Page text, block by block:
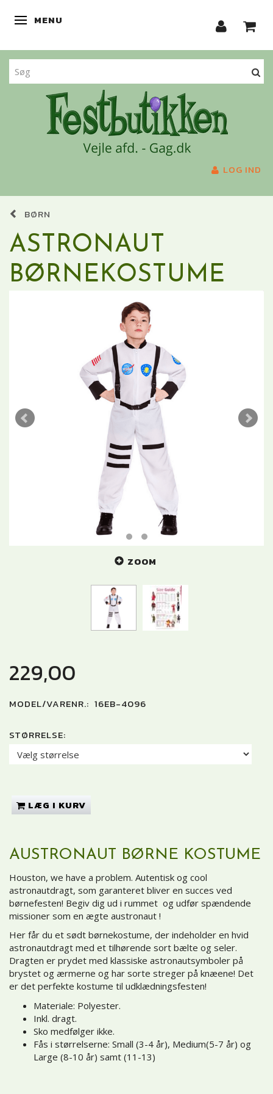
SKIFTE NAVIGATION
MENU
LOG IND
BØRN
ASTRONAUT
BØRNEKOSTUME
ZOOM
229,00
MODEL/VARENR.: 16EB-4096
STØRRELSE:
LÆG I KURV
AUSTRONAUT BØRNE KOSTUME
Houston, we have a problem. Autentisk og cool
astronautdragt, som garanteret bliver en succes ved
børnefesten! Begiv dig ud i rummet og udfør spændende
missioner som en ægte austronaut !
Her får du et sødt børnekostume, der indeholder en hvid
astronautdragt med et tilhørende sort bælte og seler.
Dragten er prydet med klassiske astronautsymboler på
brystet og ærmerne og har sorte streger på knæene! Det
er det perfekte kostume til udklædningsfesten!
Materiale: Polyester.
Inkl. dragt.
Sko medfølger ikke.
Fås i størrelserne: Small (3-4 år), Medium(5-7 år) og
Large (8-10 år) samt (11-13)